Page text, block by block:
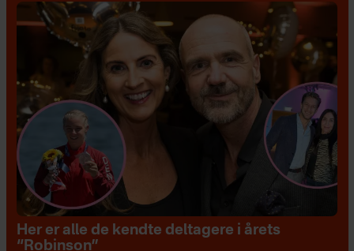
Her er alle de kendte deltagere i årets
“Robinson”